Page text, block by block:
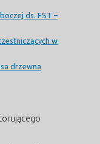
ds. FST –
w
drzewna